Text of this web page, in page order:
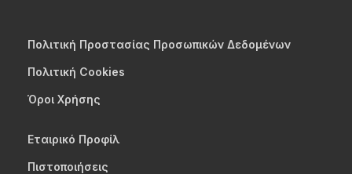
Πολιτική Προστασίας Προσωπικών Δεδομένων
Πολιτική Cookies
Όροι Χρήσης
Εταιρικό Προφίλ
Πιστοποιήσεις